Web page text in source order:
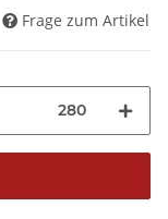
Frage zum Artikel
280